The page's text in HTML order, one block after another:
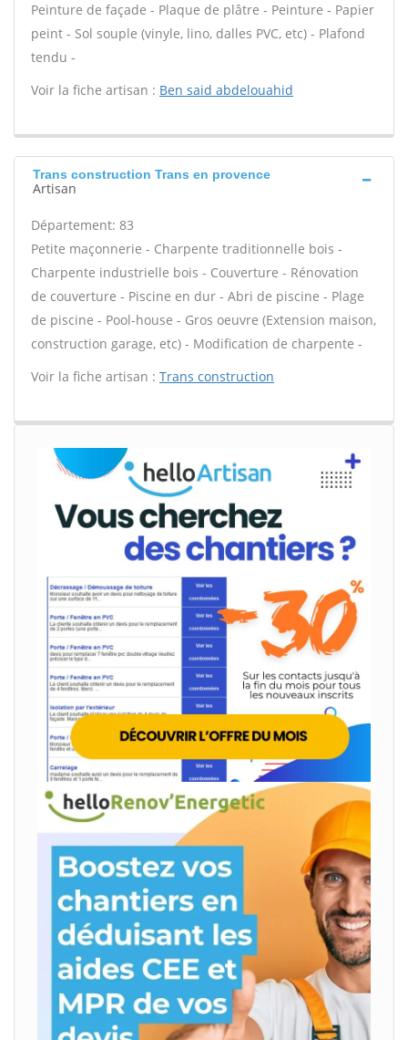
Peinture de façade - Plaque de plâtre - Peinture - Papier
peint - Sol souple (vinyle, lino, dalles PVC, etc) - Plafond
tendu -
Voir la fiche artisan : Ben said abdelouahid
Trans construction Trans en provence
Artisan
Département: 83
Petite maçonnerie - Charpente traditionnelle bois -
Charpente industrielle bois - Couverture - Rénovation
de couverture - Piscine en dur - Abri de piscine - Plage
de piscine - Pool-house - Gros oeuvre (Extension maison,
construction garage, etc) - Modification de charpente -
Voir la fiche artisan : Trans construction